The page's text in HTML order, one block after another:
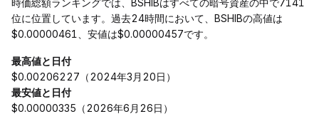
時価総額ランキングでは、BSHIBはすべての暗号資産の中で7141
位に位置しています。過去24時間において、BSHIBの高値は
$0.00000461、安値は$0.00000457です。
最高値と日付
$0.00206227（2024年3月20日）
最安値と日付
$0.00000335（2026年6月26日）